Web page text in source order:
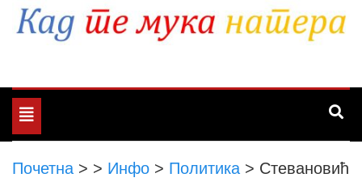
Toggle
navigation
Почетна > > Инфо > Политика > Стевановић